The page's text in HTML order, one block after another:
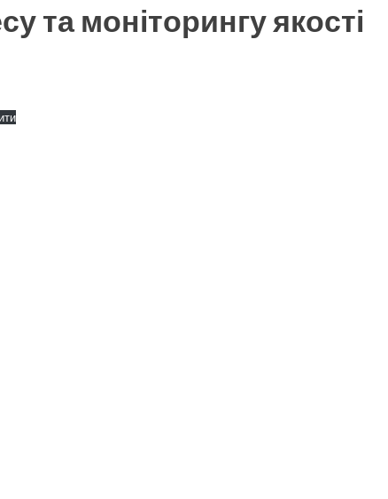
та моніторингу якості